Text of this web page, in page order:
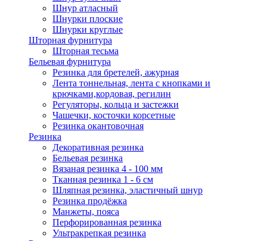
Шнур атласный
Шнурки плоские
Шнурки круглые
Шторная фурнитура
Шторная тесьма
Бельевая фурнитура
Резинка для бретелей, ажурная
Лента тоннельная, лента с кнопками и
крючками,кордовая, регилин
Регуляторы, кольца и застежки
Чашечки, косточки корсетные
Резинка окантовочная
Резинка
Декоративная резинка
Бельевая резинка
Вязаная резинка 4 - 100 мм
Тканная резинка 1 - 6 см
Шляпная резинка, эластичный шнур
Резинка продёжка
Манжеты, пояса
Перфорированная резинка
Ультракрепкая резинка